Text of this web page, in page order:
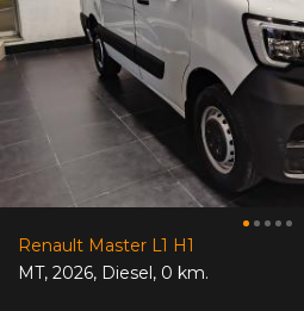
Renault Master L1 H1
MT, 2026, Diesel, 0 km.